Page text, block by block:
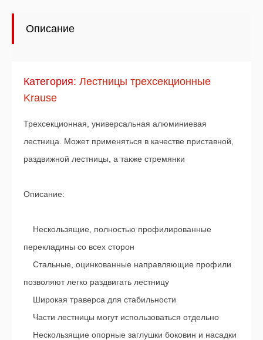
Описание
Категория: Лестницы трехсекционные
Krause
Трехсекционная, универсальная алюминиевая
лестница. Может применяться в качестве приставной,
раздвижной лестницы, а также стремянки
Описание:
Нескользящие, полностью профилированные
перекладины со всех сторон
Стальные, оцинкованные направляющие профили
позволяют легко раздвигать лестницу
Широкая траверса для стабильности
Части лестницы могут использоваться отдельно
Нескользящие опорные заглушки боковин и насадки